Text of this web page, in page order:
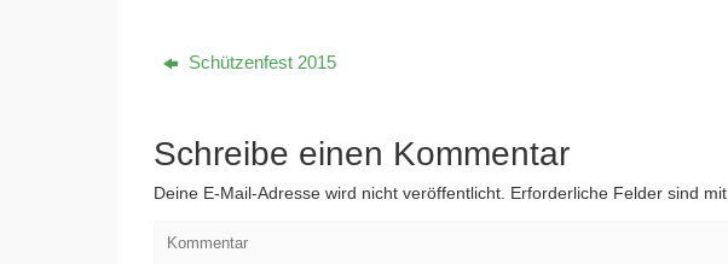
Schützenfest 2015
Schreibe einen Kommentar
Deine E-Mail-Adresse wird nicht veröffentlicht. Erforderliche Felder sind mit